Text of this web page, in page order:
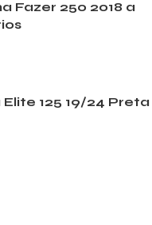
Fazer 250 2018 a
125 19/24 Preta